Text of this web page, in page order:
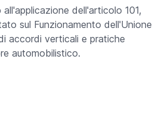
dell'articolo 101,
sul Funzionamento dell'Unione
accordi verticali e pratiche
automobilistico.